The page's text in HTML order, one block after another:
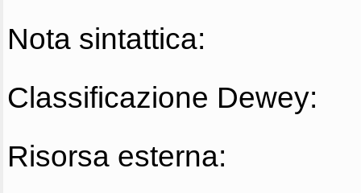
Nota sintattica:
Classificazione Dewey:
Risorsa esterna: